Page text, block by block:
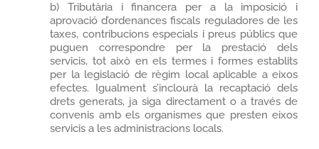
b) Tributària i financera per a la imposició i
aprovació d’ordenances fiscals reguladores de les
taxes, contribucions especials i preus públics que
puguen correspondre per la prestació dels
servicis, tot això en els termes i formes establits
per la legislació de règim local aplicable a eixos
efectes. Igualment s’inclourà la recaptació dels
drets generats, ja siga directament o a través de
convenis amb els organismes que presten eixos
servicis a les administracions locals.